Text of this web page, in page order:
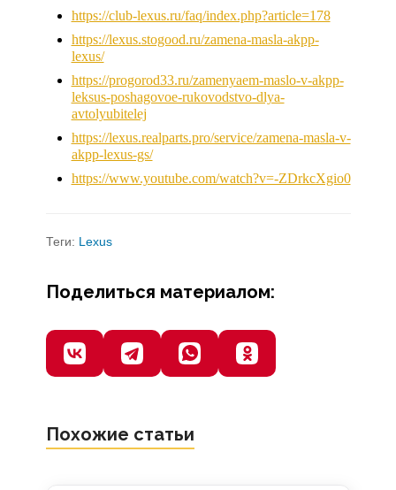
https://club-lexus.ru/faq/index.php?article=178
https://lexus.stogood.ru/zamena-masla-akpp-
lexus/
https://progorod33.ru/zamenyaem-maslo-v-akpp-
leksus-poshagovoe-rukovodstvo-dlya-
avtolyubitelej
https://lexus.realparts.pro/service/zamena-masla-v-
akpp-lexus-gs/
https://www.youtube.com/watch?v=-ZDrkcXgio0
Теги: Lexus
Поделиться материалом:
Похожие статьи